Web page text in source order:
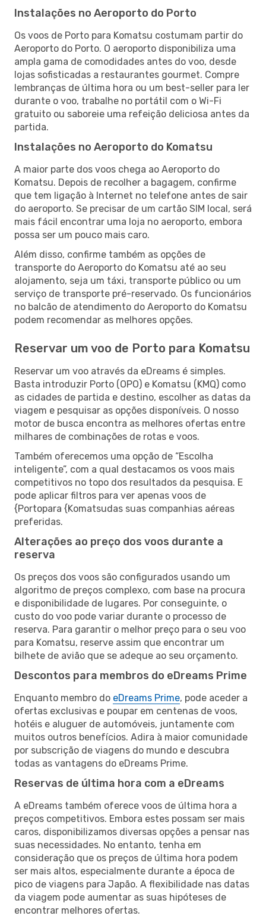
Instalações no Aeroporto do Porto
Os voos de Porto para Komatsu costumam partir do
Aeroporto do Porto. O aeroporto disponibiliza uma
ampla gama de comodidades antes do voo, desde
lojas sofisticadas a restaurantes gourmet. Compre
lembranças de última hora ou um best-seller para ler
durante o voo, trabalhe no portátil com o Wi-Fi
gratuito ou saboreie uma refeição deliciosa antes da
partida.
Instalações no Aeroporto do Komatsu
A maior parte dos voos chega ao Aeroporto do
Komatsu. Depois de recolher a bagagem, confirme
que tem ligação à Internet no telefone antes de sair
do aeroporto. Se precisar de um cartão SIM local, será
mais fácil encontrar uma loja no aeroporto, embora
possa ser um pouco mais caro.
Além disso, confirme também as opções de
transporte do Aeroporto do Komatsu até ao seu
alojamento, seja um táxi, transporte público ou um
serviço de transporte pré-reservado. Os funcionários
no balcão de atendimento do Aeroporto do Komatsu
podem recomendar as melhores opções.
Reservar um voo de Porto para Komatsu
Reservar um voo através da eDreams é simples.
Basta introduzir Porto (OPO) e Komatsu (KMQ) como
as cidades de partida e destino, escolher as datas da
viagem e pesquisar as opções disponíveis. O nosso
motor de busca encontra as melhores ofertas entre
milhares de combinações de rotas e voos.
Também oferecemos uma opção de “Escolha
inteligente”, com a qual destacamos os voos mais
competitivos no topo dos resultados da pesquisa. E
pode aplicar filtros para ver apenas voos de
{Portopara {Komatsudas suas companhias aéreas
preferidas.
Alterações ao preço dos voos durante a
reserva
Os preços dos voos são configurados usando um
algoritmo de preços complexo, com base na procura
e disponibilidade de lugares. Por conseguinte, o
custo do voo pode variar durante o processo de
reserva. Para garantir o melhor preço para o seu voo
para Komatsu, reserve assim que encontrar um
bilhete de avião que se adeque ao seu orçamento.
Descontos para membros do eDreams Prime
Enquanto membro do eDreams Prime, pode aceder a
ofertas exclusivas e poupar em centenas de voos,
hotéis e aluguer de automóveis, juntamente com
muitos outros benefícios. Adira à maior comunidade
por subscrição de viagens do mundo e descubra
todas as vantagens do eDreams Prime.
Reservas de última hora com a eDreams
A eDreams também oferece voos de última hora a
preços competitivos. Embora estes possam ser mais
caros, disponibilizamos diversas opções a pensar nas
suas necessidades. No entanto, tenha em
consideração que os preços de última hora podem
ser mais altos, especialmente durante a época de
pico de viagens para Japão. A flexibilidade nas datas
da viagem pode aumentar as suas hipóteses de
encontrar melhores ofertas.